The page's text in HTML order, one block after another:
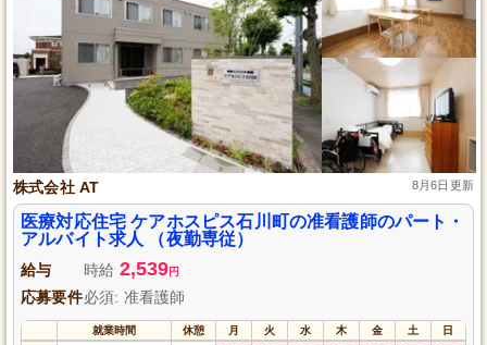
株式会社 AT 8月6日更新
医療対応住宅 ケアホスピス石川町の准看護師のパート・
アルバイト求人 （夜勤専従）
給与 時給 2,539円
応募要件必須: 准看護師
就業時間 休憩 月 火 水 木 金 土 日